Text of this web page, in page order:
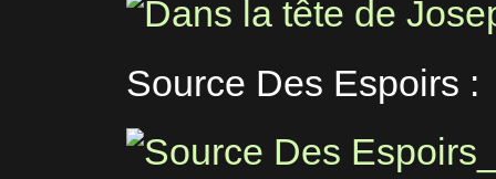
Source Des Espoirs :